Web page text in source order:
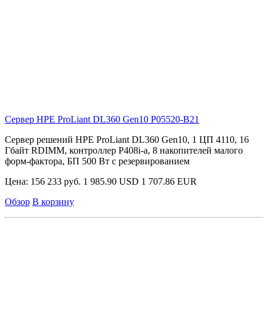
Сервер HPE ProLiant DL360 Gen10 P05520-B21
Сервер решений HPE ProLiant DL360 Gen10, 1 ЦП 4110, 16
Гбайт RDIMM, контроллер P408i-a, 8 накопителей малого
форм-фактора, БП 500 Вт с резервированием
Цена: 156 233 руб. 1 985.90 USD 1 707.86 EUR
Обзор В корзину